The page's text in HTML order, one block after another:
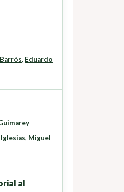
, Eduardo
, Miguel
al